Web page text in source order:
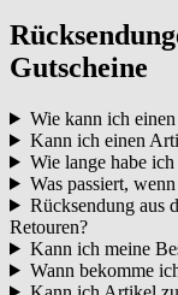
Gutscheine
Wie kann ich
Kann ich einen
Wie lange habe
Was passiert,
Rücksendung aus
Retouren?
Kann ich meine
Wann bekomme